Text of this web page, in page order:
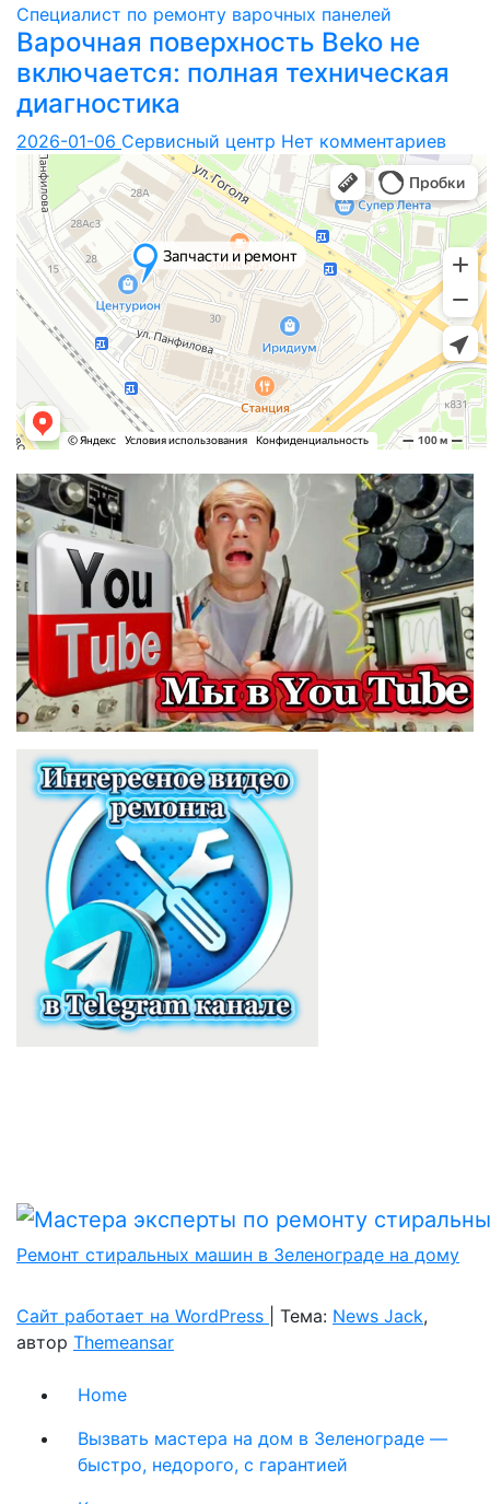
Специалист по ремонту варочных панелей
Варочная поверхность Beko не
включается: полная техническая
диагностика
2026-01-06 Сервисный центр Нет комментариев
Ремонт стиральных машин в Зеленограде на дому
Сайт работает на WordPress Тема: News Jack,
автор Themeansar
Home
Вызвать мастера на дом в Зеленограде —
быстро, недорого, с гарантией